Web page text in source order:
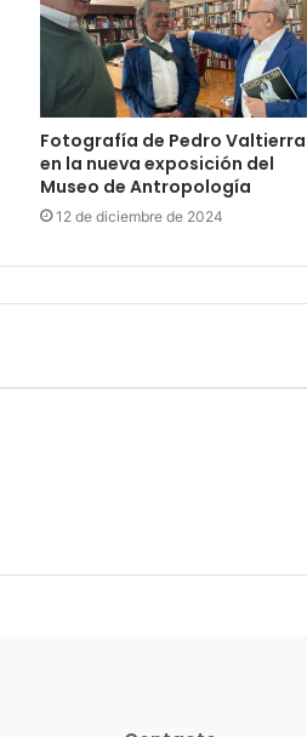
Fotografía de Pedro Valtierra
en la nueva exposición del
Museo de Antropología
12 de diciembre de 2024